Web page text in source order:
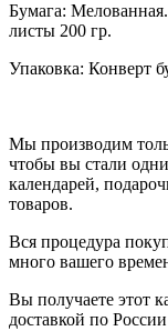
Бумага:
листы 200 гр.
Упаковка: Конверт
Мы производим
чтобы вы стали
календарей,
товаров.
Вся процедура
много вашего
Вы получаете этот
доставкой по